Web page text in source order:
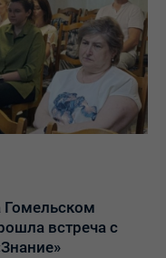
Гомельском
встреча с